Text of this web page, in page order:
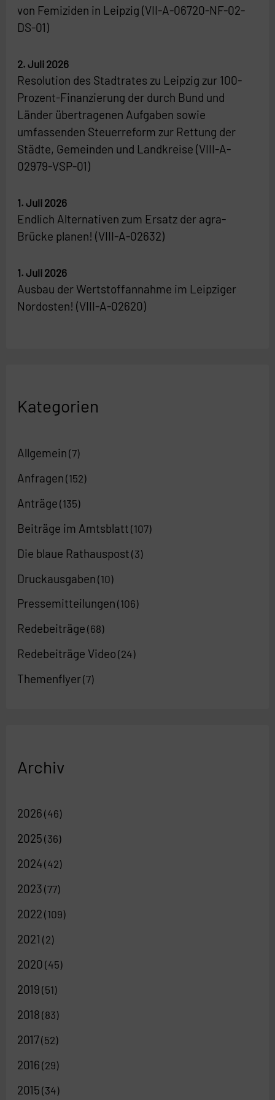
von Femiziden in Leipzig (VII-A-06720-NF-02-
DS-01)
Resolution des Stadtrates zu Leipzig zur 100-
Prozent-Finanzierung der durch Bund und
Länder übertragenen Aufgaben sowie
umfassenden Steuerreform zur Rettung der
Städte, Gemeinden und Landkreise (VIII-A-
02979-VSP-01)
2. Juli 2026
Endlich Alternativen zum Ersatz der agra-
Brücke planen! (VIII-A-02632)
1. Juli 2026
Ausbau der Wertstoffannahme im Leipziger
Nordosten! (VIII-A-02620)
1. Juli 2026
Kategorien
Allgemein (7)
Anfragen (152)
Anträge (135)
Beiträge im Amtsblatt (107)
Die blaue Rathauspost (3)
Druckausgaben (10)
Pressemitteilungen (106)
Redebeiträge (68)
Redebeiträge Video (24)
Themenflyer(7)
Archiv
2026 (46)
2025 (36)
2024 (42)
2023 (77)
2022 (109)
2021 (2)
2020 (45)
2019 (51)
2018 (83)
2017(52)
2016 (29)
2015 (34)